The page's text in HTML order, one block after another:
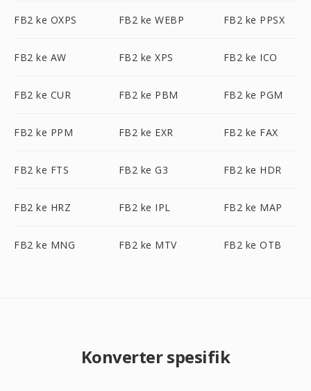
FB2 ke OXPS FB2 ke WEBP FB2 ke PPSX
FB2 ke AW FB2 ke XPS FB2 ke ICO
FB2 ke CUR FB2 ke PBM FB2 ke PGM
FB2 ke PPM FB2 ke EXR FB2 ke FAX
FB2 ke FTS FB2 ke G3 FB2 ke HDR
FB2 ke HRZ FB2 ke IPL FB2 ke MAP
FB2 ke MNG FB2 ke MTV FB2 ke OTB
Konverter spesifik